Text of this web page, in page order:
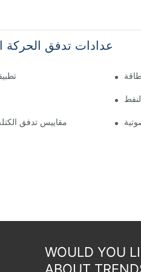
عدادات تدفق الحركة
مقاييس تدفق
WOULD YOU
ABOUT